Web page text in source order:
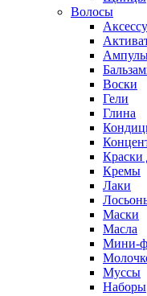
Волосы
Воски
Гели
Глина
Краски
Кремы
Лаки
Маски
Масла
Мини-
Муссы
Наборы